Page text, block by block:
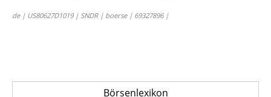
de | US80627D1019 | SNDR | boerse | 69327896 |
Börsenlexikon